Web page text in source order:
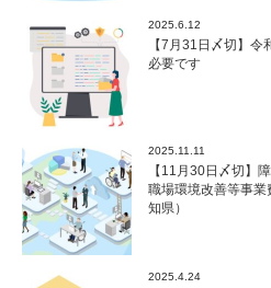
2025.6.12
【7月31日〆切】
必要です
2025.11.11
【11月30日〆切】
職場環境改善等事
知県）
2025.4.24